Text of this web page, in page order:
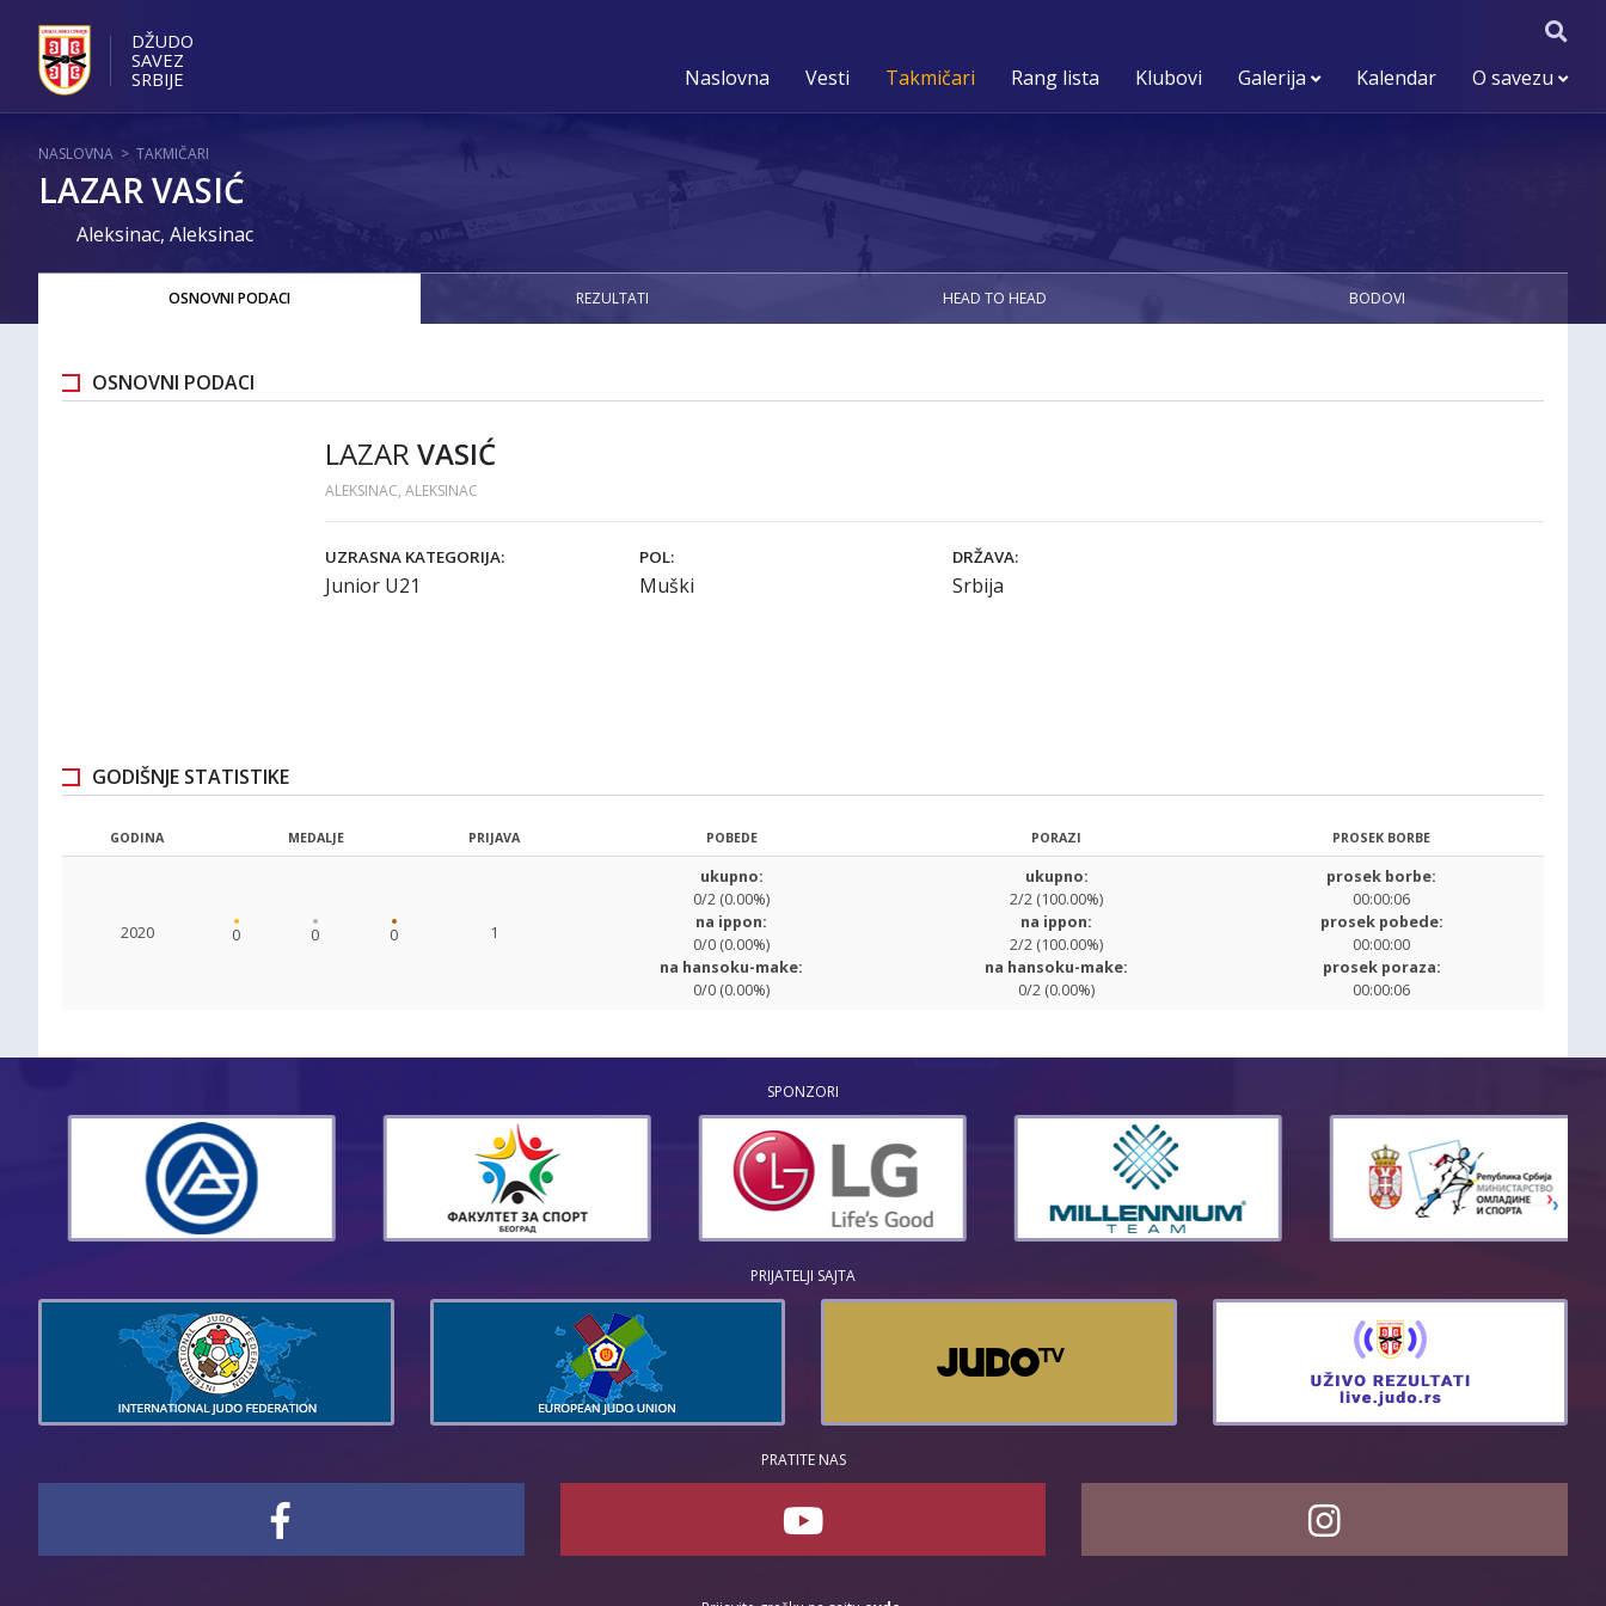
DŽUDO
SAVEZ
SRBIJE
Naslovna Vesti Takmičari Rang lista Klubovi Galerija Kalendar O savezu
NASLOVNA > TAKMIČARI
LAZAR VASIĆ
Aleksinac, Aleksinac
OSNOVNI PODACI REZULTATI HEAD TO HEAD BODOVI
OSNOVNI PODACI
LAZAR VASIĆ
ALEKSINAC, ALEKSINAC
UZRASNA KATEGORIJA:
Junior U21
POL:
Muški
DRŽAVA:
Srbija
GODIŠNJE STATISTIKE
GODINA MEDALJE PRIJAVA POBEDE PORAZI PROSEK BORBE
2020 0 0 0 1
ukupno:
0/2 (0.00%)
na ippon:
0/0 (0.00%)
na hansoku-make:
0/0 (0.00%)
ukupno:
2/2 (100.00%)
na ippon:
2/2 (100.00%)
na hansoku-make:
0/2 (0.00%)
prosek borbe:
00:00:06
prosek pobede:
00:00:00
prosek poraza:
00:00:06
SPONZORI
PRIJATELJI SAJTA
PRATITE NAS